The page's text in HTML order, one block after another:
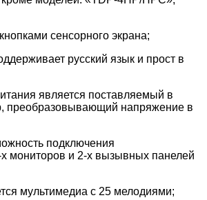
сенсорного экрана;
русский язык и прост в
является поставляемый в
преобразовывающий напряжение в
подключения
мониторов и 2-х вызывных панелей
мультимедиа с 25 мелодиями;